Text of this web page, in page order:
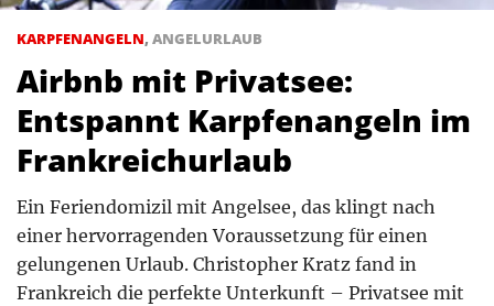
KARPFENANGELN, ANGELURLAUB
Airbnb mit Privatsee:
Entspannt Karpfenangeln im
Frankreichurlaub
Ein Feriendomizil mit Angelsee, das klingt nach
einer hervorragenden Voraussetzung für einen
gelungenen Urlaub. Christopher Kratz fand in
Frankreich die perfekte Unterkunft – Privatsee mit